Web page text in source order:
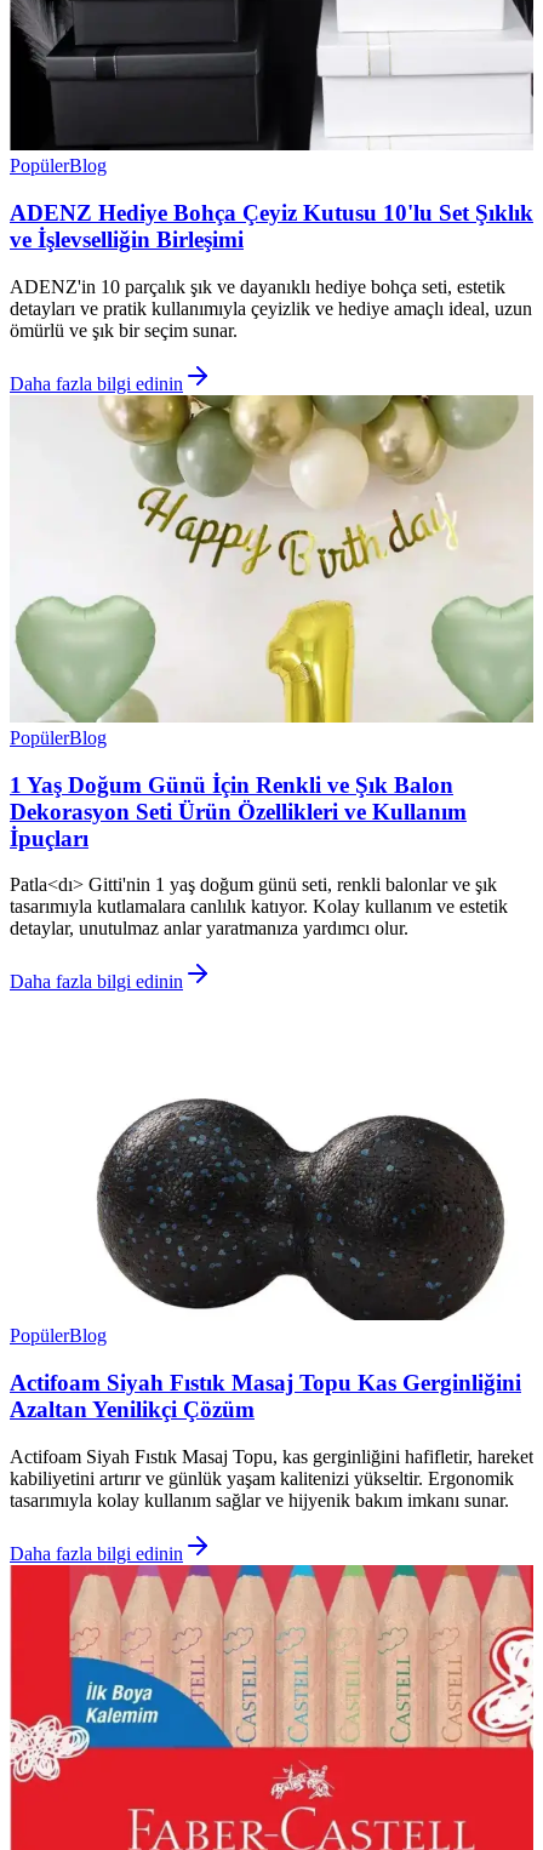
PopülerBlog
ADENZ Hediye Bohça Çeyiz Kutusu 10'lu Set Şıklık
ve İşlevselliğin Birleşimi
ADENZ'in 10 parçalık şık ve dayanıklı hediye bohça seti, estetik
detayları ve pratik kullanımıyla çeyizlik ve hediye amaçlı ideal, uzun
ömürlü ve şık bir seçim sunar.
Daha fazla bilgi edinin
PopülerBlog
1 Yaş Doğum Günü İçin Renkli ve Şık Balon
Dekorasyon Seti Ürün Özellikleri ve Kullanım
İpuçları
Patla<dı> Gitti'nin 1 yaş doğum günü seti, renkli balonlar ve şık
tasarımıyla kutlamalara canlılık katıyor. Kolay kullanım ve estetik
detaylar, unutulmaz anlar yaratmanıza yardımcı olur.
Daha fazla bilgi edinin
PopülerBlog
Actifoam Siyah Fıstık Masaj Topu Kas Gerginliğini
Azaltan Yenilikçi Çözüm
Actifoam Siyah Fıstık Masaj Topu, kas gerginliğini hafifletir, hareket
kabiliyetini artırır ve günlük yaşam kalitenizi yükseltir. Ergonomik
tasarımıyla kolay kullanım sağlar ve hijyenik bakım imkanı sunar.
Daha fazla bilgi edinin